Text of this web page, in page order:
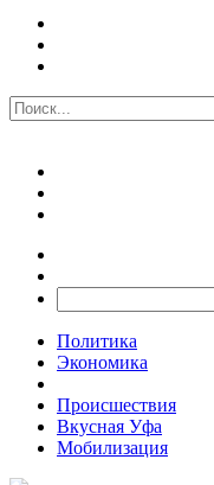
Политика
Экономика
Происшествия
Вкусная Уфа
Мобилизация